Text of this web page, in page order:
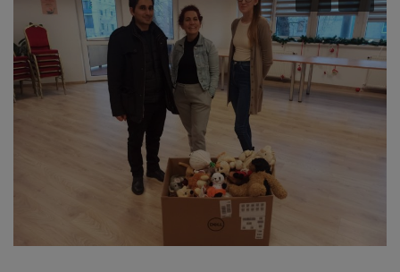
Dokumentumok
Menza
OM azonosító:203167 Tel.:(52)
411 674 E-
mail:szentlaszlodebrecen@gmail.c
om Cím:Debrecen, Thomas Mann